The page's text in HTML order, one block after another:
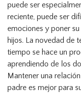
puede ser
reciente, puede ser
emociones y poner
hijos. La novedad de
tiempo se hace un
aprendiendo de los
Mantener una
padre es mejor para